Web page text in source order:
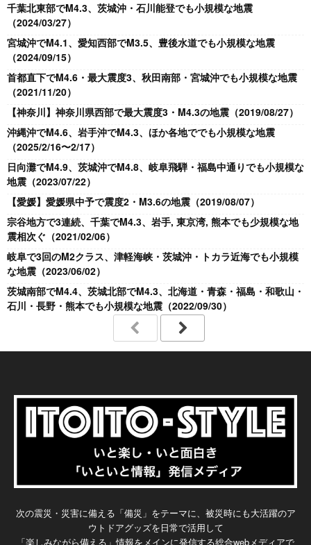
千葉北東部でM4.3、茨城沖・石川能登でも小規模な地震
（2024/03/27）
宮城沖でM4.1、愛知西部でM3.5、豊後水道でも小規模な地震
（2024/09/15）
首都直下でM4.6・最大震度3、秋田南部・宮城沖でも小規模な地震
（2021/11/20）
【神奈川】神奈川県西部で最大震度3・M4.3の地震（2019/08/27）
沖縄沖でM4.6、岩手沖でM4.3、ほか各地ででも小規模な地震
（2025/2/16〜2/17）
日向灘でM4.9、茨城沖でM4.8、岐阜飛騨・福島中通りでも小規模な
地震（2023/07/22）
【愛媛】愛媛県中予で震度2・M3.6の地震（2019/08/07）
宗谷地方で3連続、千葉でM4.3、岩手, 東京湾, 熊本でも少規模な地
震相次ぐ（2021/02/06）
岐阜で3回のM2クラス、津軽海峡・茨城沖・トカラ近海でも小規模
な地震（2023/06/02）
茨城南部でM4.4、茨城北部でM4.3、北海道・青森・福島・和歌山・
石川・長野・熊本でも小規模な地震（2022/09/30）
次の震災・災害に備える「備災」をテーマに、被災時にも大活躍のア
ウトドアグッズを日常で活用して
「楽しみながら備える」情報をメインに発信する総合webメディアで